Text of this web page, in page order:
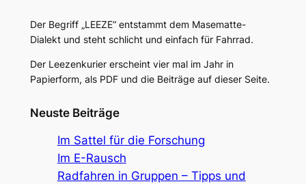
Der Begriff „LEEZE“ entstammt dem Masematte-
Dialekt und steht schlicht und einfach für Fahrrad.
Der Leezenkurier erscheint vier mal im Jahr in
Papierform, als PDF und die Beiträge auf dieser Seite.
Neuste Beiträge
Im Sattel für die Forschung
Im E-Rausch
Radfahren in Gruppen – Tipps und